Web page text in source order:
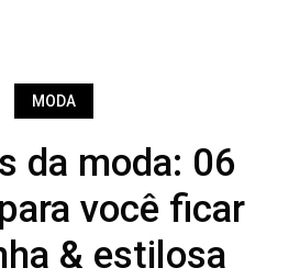
MODA
da moda: 06
você ficar
& estilosa